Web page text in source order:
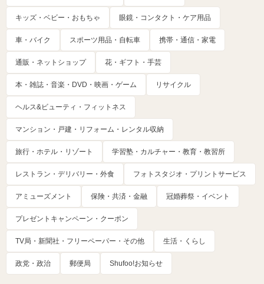
キッズ・ベビー・おもちゃ 眼鏡・コンタクト・ケア用品
車・バイク スポーツ用品・自転車 携帯・通信・家電
通販・ネットショップ 花・ギフト・手芸
本・雑誌・音楽・DVD・映画・ゲーム リサイクル
ヘルス&ビューティ・フィットネス
マンション・戸建・リフォーム・レンタル収納
旅行・ホテル・リゾート 学習塾・カルチャー・教育・教習所
レストラン・デリバリー・外食 フォトスタジオ・プリントサービス
アミューズメント 保険・共済・金融 冠婚葬祭・イベント
プレゼントキャンペーン・クーポン
TV局・新聞社・フリーペーパー・その他 生活・くらし
政党・政治 郵便局 Shufoo!お知らせ